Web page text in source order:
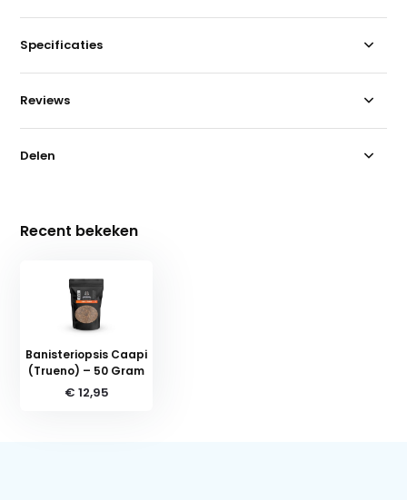
Specificaties
Reviews
Delen
Recent bekeken
Banisteriopsis Caapi
(Trueno) – 50 Gram
€ 12,95